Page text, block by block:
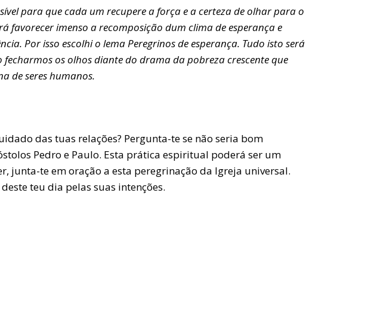
para que cada um recupere a força e a certeza de olhar para o
favorecer imenso a recomposição dum clima de esperança e
Por isso escolhi o lema Peregrinos de esperança. Tudo isto será
os olhos diante do drama da pobreza crescente que
de seres humanos.
das tuas relações? Pergunta-te se não seria bom
Pedro e Paulo. Esta prática espiritual poderá ser um
junta-te em oração a esta peregrinação da Igreja universal.
teu dia pelas suas intenções.